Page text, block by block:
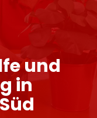
und
in